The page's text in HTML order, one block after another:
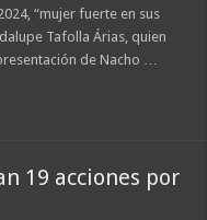
“mujer fuerte en sus
Tafolla Árias, quien
de Nacho …
19 acciones por